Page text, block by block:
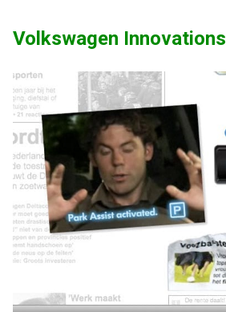
Volkswagen Innovations